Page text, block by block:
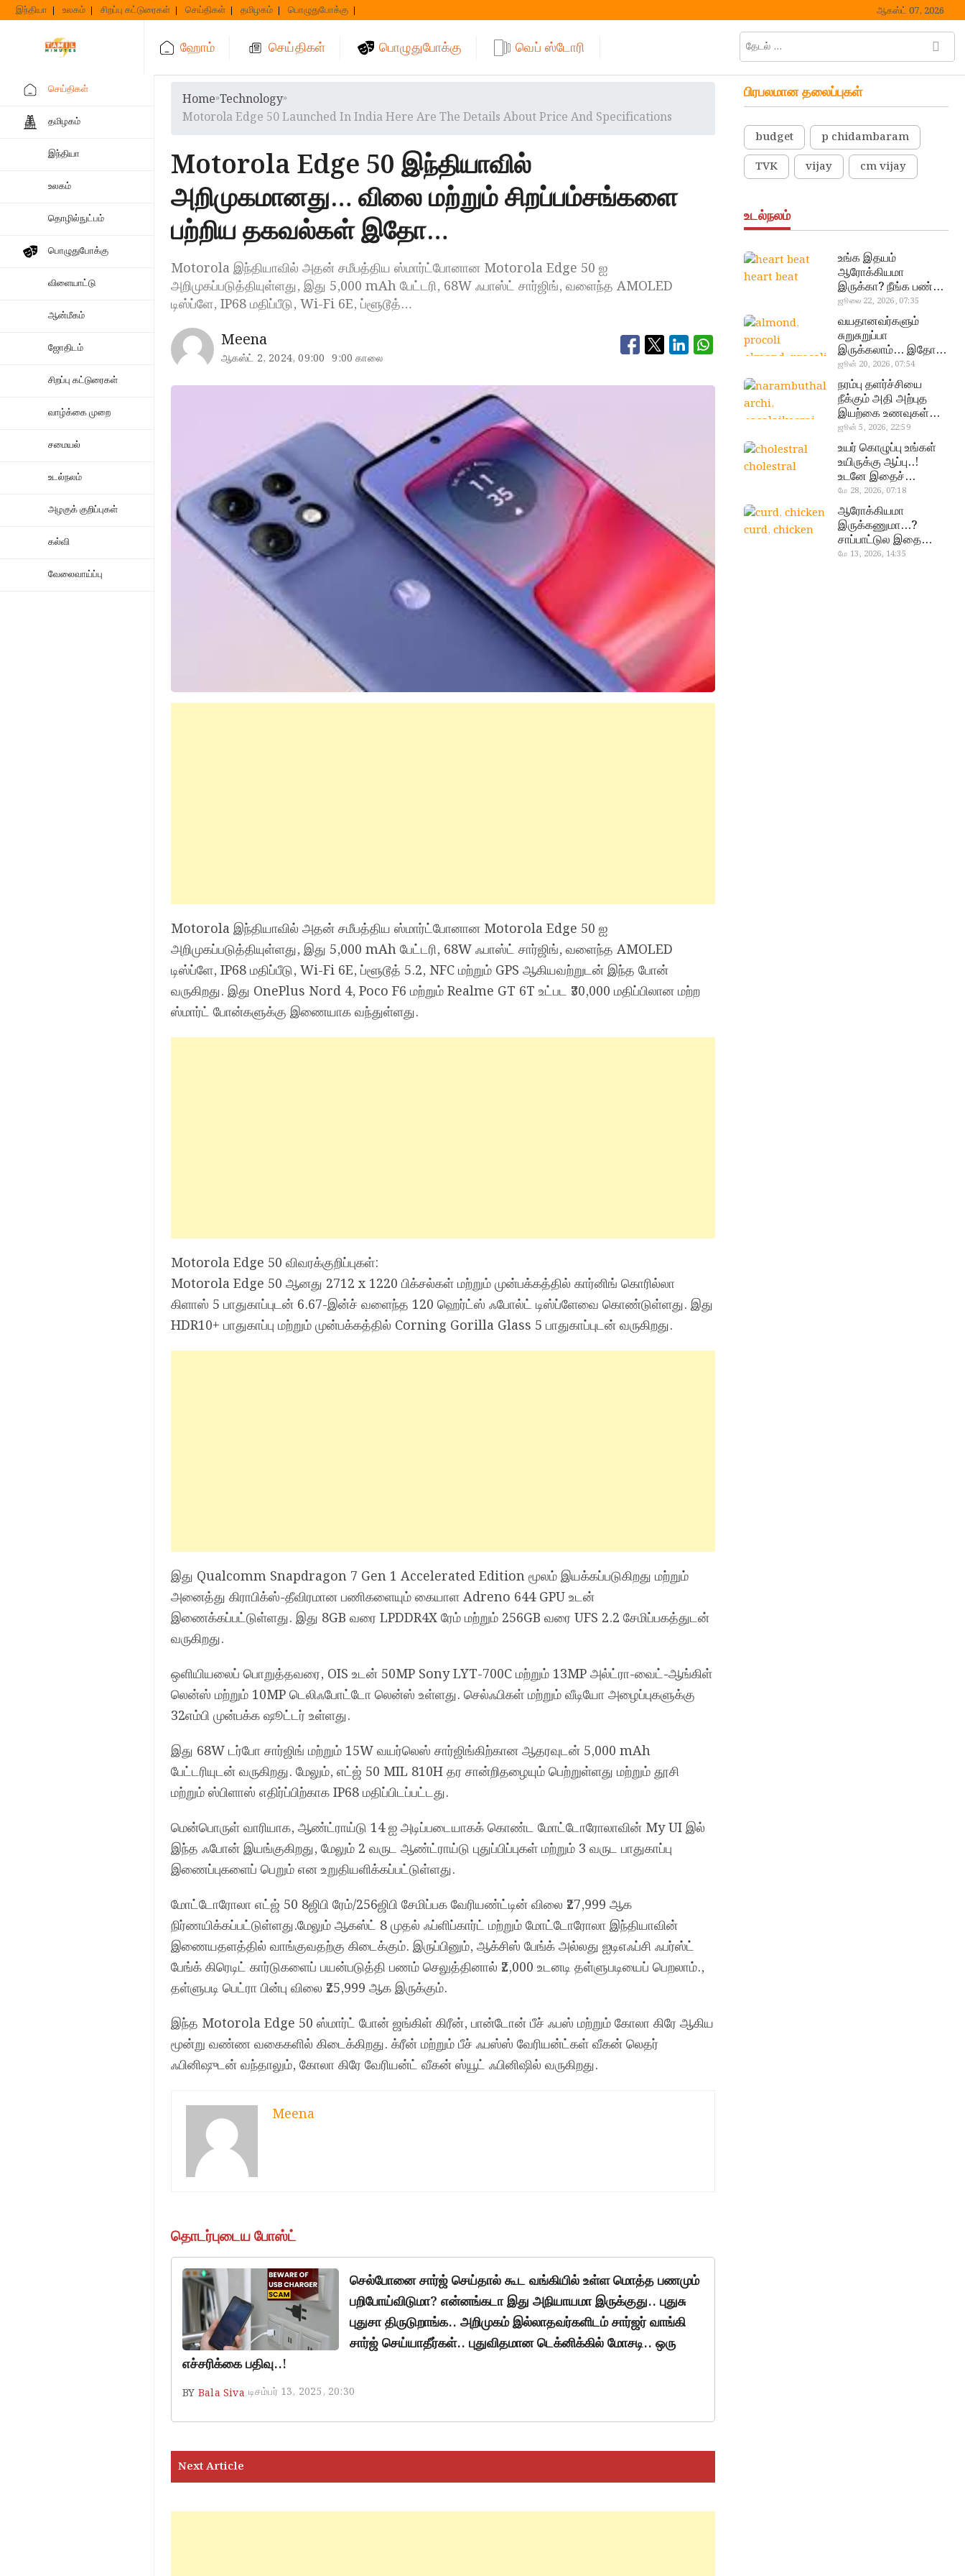
Skip
to
இந்தியா உலகம் சிறப்பு கட்டுரைகள் செய்திகள் தமிழகம் பொழுதுபோக்கு ஆகஸ்ட் 07, 2026
ஹோம் செய்திகள் பொழுதுபோக்கு வெப் ஸ்டோரி
தேடல்
… M
செய்திகள்
தமிழகம்
இந்தியா
உலகம்
தொழில்நுட்பம்
பொழுதுபோக்கு
விளையாட்டு
ஆன்மீகம்
ஜோதிடம்
சிறப்பு கட்டுரைகள்
வாழ்க்கை முறை
சமையல்
உடல்நலம்
அழகுக் குறிப்புகள்
கல்வி
வேலைவாய்ப்பு
Home»Technology»
Motorola Edge 50 Launched In India Here Are The Details About Price And Specifications
Motorola Edge 50 இந்தியாவில்
அறிமுகமானது… விலை மற்றும் சிறப்பம்சங்களை
பற்றிய தகவல்கள் இதோ…
Motorola இந்தியாவில் அதன் சமீபத்திய ஸ்மார்ட்போனான Motorola Edge 50 ஐ
அறிமுகப்படுத்தியுள்ளது, இது 5,000 mAh பேட்டரி, 68W ஃபாஸ்ட் சார்ஜிங், வளைந்த AMOLED
டிஸ்ப்ளே, IP68 மதிப்பீடு, Wi-Fi 6E, ப்ளூடூத்…
Meena
ஆகஸ்ட் 2, 2024, 09:00 9:00 காலை
Motorola இந்தியாவில் அதன் சமீபத்திய ஸ்மார்ட்போனான Motorola Edge 50 ஐ
அறிமுகப்படுத்தியுள்ளது, இது 5,000 mAh பேட்டரி, 68W ஃபாஸ்ட் சார்ஜிங், வளைந்த AMOLED
டிஸ்ப்ளே, IP68 மதிப்பீடு, Wi-Fi 6E, ப்ளூடூத் 5.2, NFC மற்றும் GPS ஆகியவற்றுடன் இந்த போன்
வருகிறது. இது OnePlus Nord 4, Poco F6 மற்றும் Realme GT 6T உட்பட ₹30,000 மதிப்பிலான மற்ற
ஸ்மார்ட் போன்களுக்கு இணையாக வந்துள்ளது.
Motorola Edge 50 விவரக்குறிப்புகள்:
Motorola Edge 50 ஆனது 2712 x 1220 பிக்சல்கள் மற்றும் முன்பக்கத்தில் கார்னிங் கொரில்லா
கிளாஸ் 5 பாதுகாப்புடன் 6.67-இன்ச் வளைந்த 120 ஹெர்ட்ஸ் ஃபோல்ட் டிஸ்ப்ளேவை கொண்டுள்ளது. இது
HDR10+ பாதுகாப்பு மற்றும் முன்பக்கத்தில் Corning Gorilla Glass 5 பாதுகாப்புடன் வருகிறது.
இது Qualcomm Snapdragon 7 Gen 1 Accelerated Edition மூலம் இயக்கப்படுகிறது மற்றும்
அனைத்து கிராபிக்ஸ்-தீவிரமான பணிகளையும் கையாள Adreno 644 GPU உடன்
இணைக்கப்பட்டுள்ளது. இது 8GB வரை LPDDR4X ரேம் மற்றும் 256GB வரை UFS 2.2 சேமிப்பகத்துடன்
வருகிறது.
ஒளியியலைப் பொறுத்தவரை, OIS உடன் 50MP Sony LYT-700C மற்றும் 13MP அல்ட்ரா-வைட்-ஆங்கிள்
லென்ஸ் மற்றும் 10MP டெலிஃபோட்டோ லென்ஸ் உள்ளது. செல்ஃபிகள் மற்றும் வீடியோ அழைப்புகளுக்கு
32எம்பி முன்பக்க ஷூட்டர் உள்ளது.
இது 68W டர்போ சார்ஜிங் மற்றும் 15W வயர்லெஸ் சார்ஜிங்கிற்கான ஆதரவுடன் 5,000 mAh
பேட்டரியுடன் வருகிறது. மேலும், எட்ஜ் 50 MIL 810H தர சான்றிதழையும் பெற்றுள்ளது மற்றும் தூசி
மற்றும் ஸ்பிளாஸ் எதிர்ப்பிற்காக IP68 மதிப்பிடப்பட்டது.
மென்பொருள் வாரியாக, ஆண்ட்ராய்டு 14 ஐ அடிப்படையாகக் கொண்ட மோட்டோரோலாவின் My UI இல்
இந்த ஃபோன் இயங்குகிறது, மேலும் 2 வருட ஆண்ட்ராய்டு புதுப்பிப்புகள் மற்றும் 3 வருட பாதுகாப்பு
இணைப்புகளைப் பெறும் என உறுதியளிக்கப்பட்டுள்ளது.
மோட்டோரோலா எட்ஜ் 50 8ஜிபி ரேம்/256ஜிபி சேமிப்பக வேரியண்ட்டின் விலை ₹27,999 ஆக
நிர்ணயிக்கப்பட்டுள்ளது.மேலும் ஆகஸ்ட் 8 முதல் ஃப்ளிப்கார்ட் மற்றும் மோட்டோரோலா இந்தியாவின்
இணையதளத்தில் வாங்குவதற்கு கிடைக்கும். இருப்பினும், ஆக்சிஸ் பேங்க் அல்லது ஐடிஎஃப்சி ஃபர்ஸ்ட்
பேங்க் கிரெடிட் கார்டுகளைப் பயன்படுத்தி பணம் செலுத்தினால் ₹2,000 உடனடி தள்ளுபடியைப் பெறலாம்.,
தள்ளுபடி பெட்ரா பின்பு விலை ₹25,999 ஆக இருக்கும்.
இந்த Motorola Edge 50 ஸ்மார்ட் போன் ஜங்கிள் கிரீன், பான்டோன் பீச் ஃபஸ் மற்றும் கோலா கிரே ஆகிய
மூன்று வண்ண வகைகளில் கிடைக்கிறது. க்ரீன் மற்றும் பீச் ஃபஸ்ஸ் வேரியன்ட்கள் வீகன் லெதர்
ஃபினிஷுடன் வந்தாலும், கோலா கிரே வேரியன்ட் வீகன் ஸ்யூட் ஃபினிஷில் வருகிறது.
Meena
தொடர்புடைய போஸ்ட்
செல்போனை சார்ஜ் செய்தால் கூட வங்கியில் உள்ள மொத்த பணமும்
பறிபோய்விடுமா? என்னங்கடா இது அநியாயமா இருக்குது.. புதுசு
புதுசா திருடுறாங்க.. அறிமுகம் இல்லாதவர்களிடம் சார்ஜர் வாங்கி
சார்ஜ் செய்யாதீர்கள்.. புதுவிதமான டெக்னிக்கில் மோசடி.. ஒரு
எச்சரிக்கை பதிவு..!
BY Bala Siva டிசம்பர் 13, 2025, 20:30
பிரபலமான தலைப்புகள்
budget
p chidambaram
TVK
vijay cm vijay
உடல்நலம்
heart beat
உங்க இதயம்
ஆரோக்கியமா
இருக்கா? நீங்க பண்ண
வேண்டிய எளிய 5
டெஸ்ட்!
ஜூலை 22, 2026, 07:35
almond, procoli
வயதானவர்களும்
சுறுசுறுப்பா
இருக்கலாம்… இதோ
சூப்பர் உணவுகள்!
ஜூன் 20, 2026, 07:54
narambuthalar
chi,
pasalaikeerai
நரம்பு தளர்ச்சியை
நீக்கும் அதி அற்புத
இயற்கை உணவுகள்…
தவற விட்டுறாதீங்க!
ஜூன் 5, 2026, 22:59
cholestral
உயர் கொழுப்பு உங்கள்
உயிருக்கு ஆப்பு..!
உடனே இதைச்
செய்யுங்க!
மே 28, 2026, 07:18
curd, chicken
ஆரோக்கியமா
இருக்கணுமா…?
சாப்பாட்டுல இதை
எல்லாம்
மே 13, 2026, 14:35